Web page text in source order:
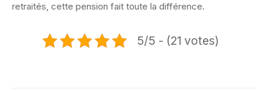
retraités, cette pension fait toute la différence.
5/5 - (21 votes)